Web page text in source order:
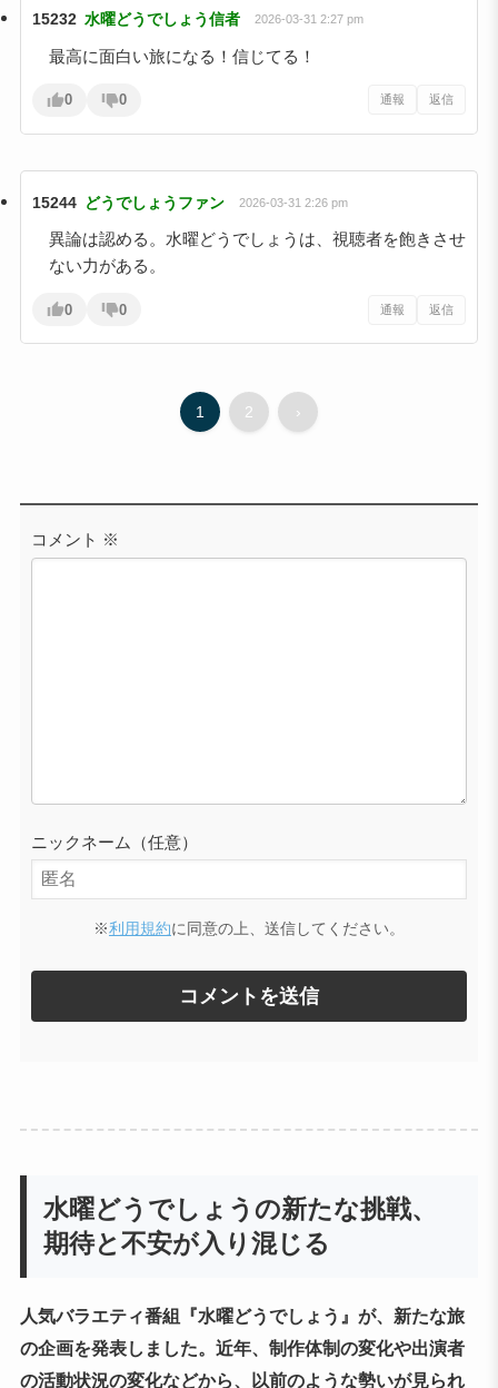
15232 水曜どうでしょう信者 2026-03-31 2:27 pm
最高に面白い旅になる！信じてる！
0 0 通報 返信
15244 どうでしょうファン 2026-03-31 2:26 pm
異論は認める。水曜どうでしょうは、視聴者を飽きさせ
ない力がある。
0 0 通報 返信
1 2 ›
コメント ※
ニックネーム（任意）
※利用規約に同意の上、送信してください。
水曜どうでしょうの新たな挑戦、
期待と不安が入り混じる
人気バラエティ番組『水曜どうでしょう』が、新たな旅
の企画を発表しました。近年、制作体制の変化や出演者
の活動状況の変化などから、以前のような勢いが見られ